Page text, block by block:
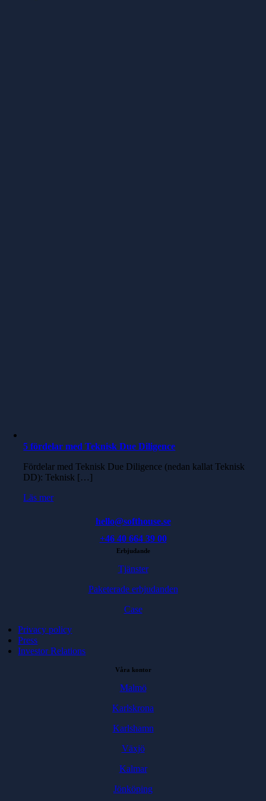
5 fördelar med Teknisk Due Diligence
Fördelar med Teknisk Due Diligence (nedan kallat Teknisk
DD): Teknisk […]
Läs mer
hello@softhouse.se
+46 40 664 39 00
Erbjudande
Tjänster
Paketerade erbjudanden
Case
Privacy policy
Press
Investor Relations
Våra kontor
Malmö
Karlskrona
Karlshamn
Växjö
Kalmar
Jönköping